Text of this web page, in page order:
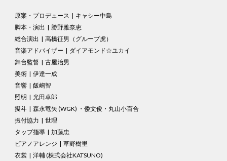
原案・プロデュース | キャシー中島
脚本・演出 | 勝野雅奈恵
総合演出 | 高橋征男（グループ虎）
音楽アドバイザー | ダイアモンド☆ユカイ
舞台監督 | 古屋治男
美術 | 伊達一成
音響 | 飯嶋智
照明 | 光田卓郎
擬斗 | 森永竜矢 (WGK) ・倭文俊・丸山小百合
振付協力 | 世理
タップ指導 | 加藤忠
ピアノアレンジ | 草野樹里
衣裳 | 洋輔 (株式会社KATSUNO)